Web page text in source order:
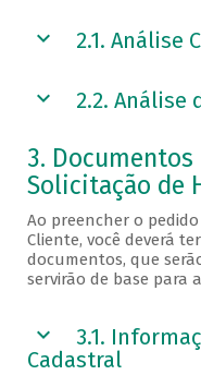
2.1. Análise
2.2. Análise
3.
Solicitação de
Ao preencher o
Cliente, você deverá
documentos, que
servirão de base para
3.1.
Cadastral